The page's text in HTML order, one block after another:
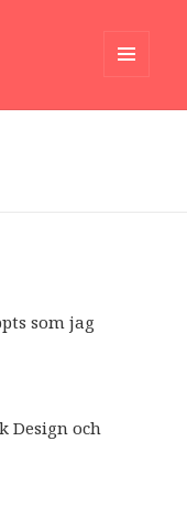
som jag
Design och